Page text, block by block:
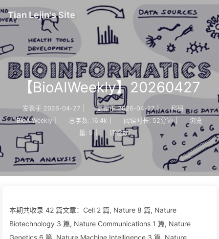
Tian Lejin's Site
【BioAIWeekly】20260427
发表于 2026-04-27 更新于 2026-04-27 |
科研
BioAIWeekly
总字数: 16.4k 阅读时长: 52分钟
浏览
量: 9 评论数:
本期共收录 42 篇文章：Cell 2 篇, Nature 8 篇, Nature
Biotechnology 3 篇, Nature Communications 1 篇, Nature
Genetics 6 篇, Nature Machine Intelligence 3 篇, Nature